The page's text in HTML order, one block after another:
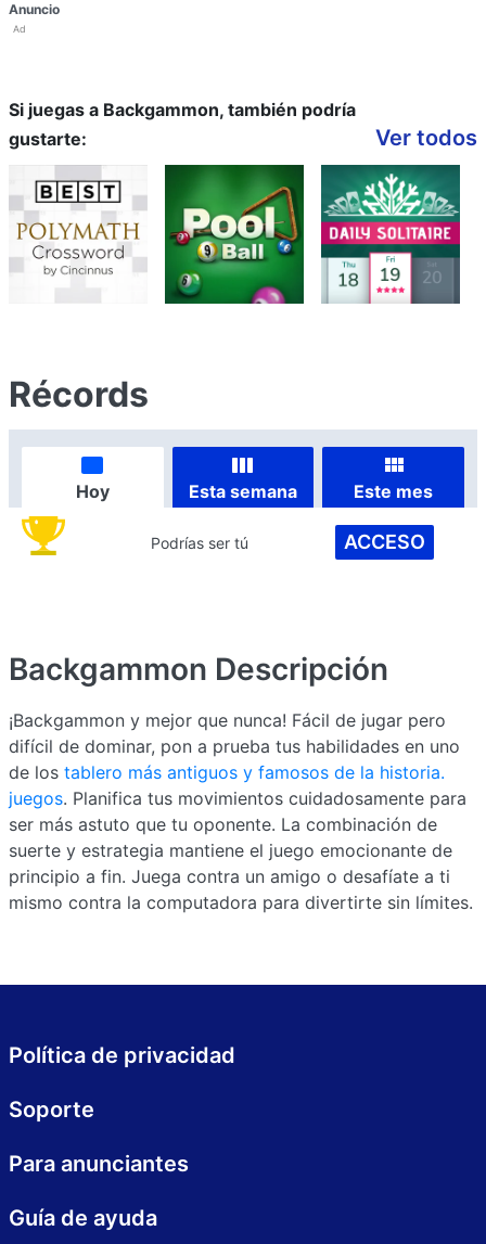
Anuncio
Ad
Si juegas a Backgammon, también podría
gustarte:
Ver todos
Récords
Hoy Esta semana Este mes
Podrías ser tú ACCESO
Backgammon Descripción
¡Backgammon y mejor que nunca! Fácil de jugar pero
difícil de dominar, pon a prueba tus habilidades en uno
de los tablero más antiguos y famosos de la historia.
juegos. Planifica tus movimientos cuidadosamente para
ser más astuto que tu oponente. La combinación de
suerte y estrategia mantiene el juego emocionante de
principio a fin. Juega contra un amigo o desafíate a ti
mismo contra la computadora para divertirte sin límites.
Política de privacidad
Soporte
Para anunciantes
Guía de ayuda